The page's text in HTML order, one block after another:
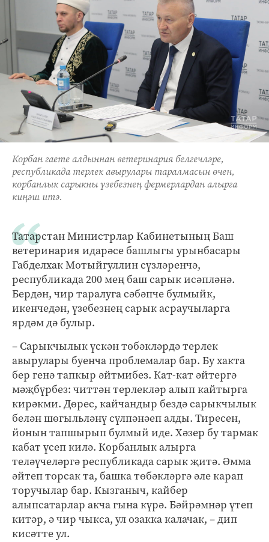
Корбан гаете алдыннан ветеринария белгечләре,
республикада терлек авырулары таралмасын өчен,
корбанлык сарыкны үзебезнең фермерлардан алырга
киңәш итә.
Татарстан Министрлар Кабинетының Баш
ветеринария идарәсе башлыгы урынбасары
Габделхак Мотыйгуллин сүзләренчә,
республикада 200 мең баш сарык исәпләнә.
Бердән, чир таралуга сәбәпче булмыйк,
икенчедән, үзебезнең сарык асраучыларга
ярдәм дә булыр.
– Сарыкчылык үскән төбәкләрдә терлек
авырулары буенча проблемалар бар. Бу хакта
бер генә тапкыр әйтмибез. Кат-кат әйтергә
мәҗбүрбез: читтән терлекләр алып кайтырга
кирәкми. Дөрес, кайчандыр бездә сарыкчылык
белән шөгыльләнү сүлпәнәеп алды. Тиресен,
йонын тапшырып булмый иде. Хәзер бу тармак
кабат үсеп килә. Корбанлык алырга
теләүчеләргә республикада сарык җитә. Әмма
әйтеп торсак та, башка төбәкләргә әле карап
торучылар бар. Кызганыч, кайбер
алыпсатарлар акча гына күрә. Бәйрәмнәр үтеп
китәр, ә чир чыкса, ул озакка калачак, – дип
кисәтте ул.